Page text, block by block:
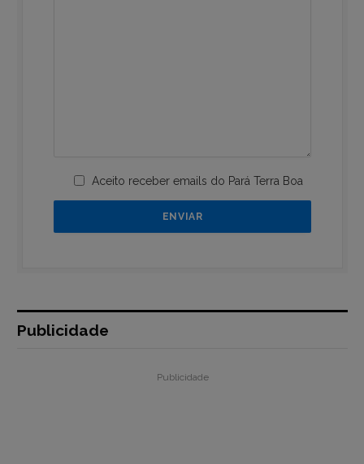
Aceito receber emails do Pará Terra Boa
Publicidade
Publicidade